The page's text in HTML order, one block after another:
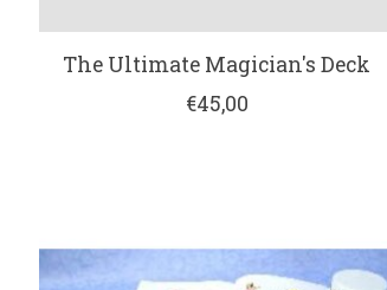
The Ultimate Magician's Deck
€45,00